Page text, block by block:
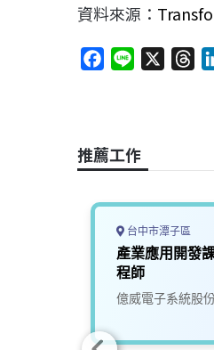
資料來源：
b
o
o
d
s
推薦工作
台中市潭子區
產業應用開發
程師
億威電子系統股